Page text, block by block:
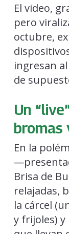
El video,
pero
octubre,
ingresan
de
Un
bromas
En la
Brisa de
relajadas,
la cárcel
y frijoles)